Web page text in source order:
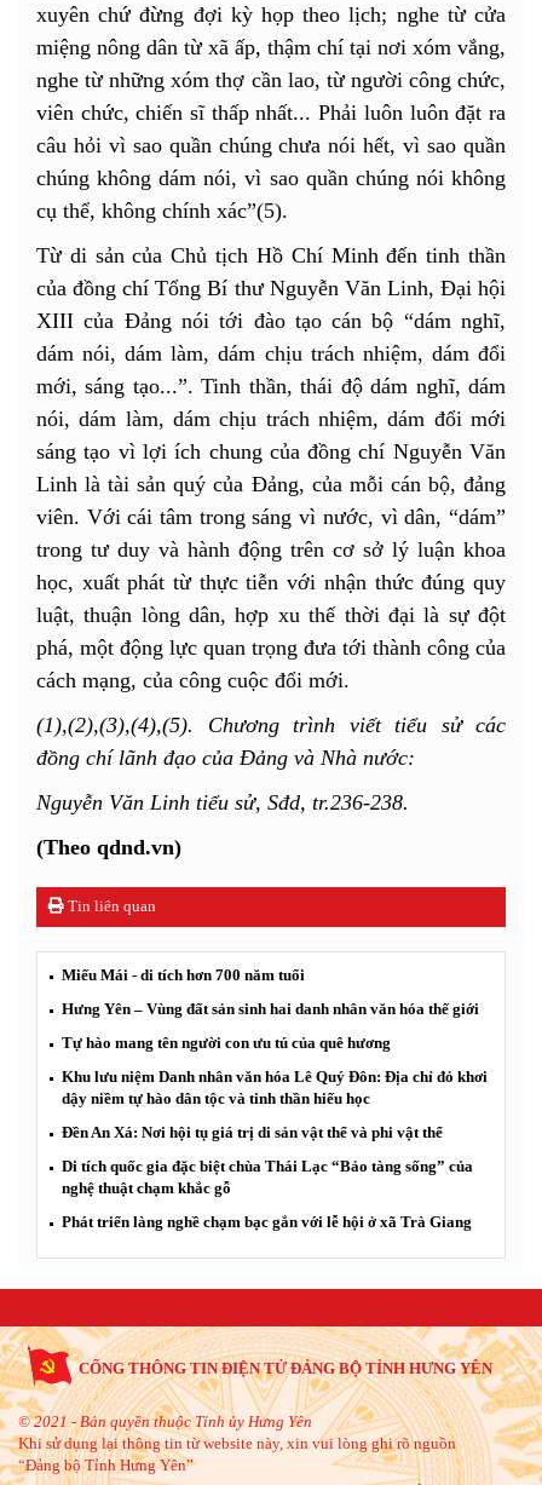
xuyên chứ đừng đợi kỳ họp theo lịch; nghe từ cửa
miệng nông dân từ xã ấp, thậm chí tại nơi xóm vắng,
nghe từ những xóm thợ cần lao, từ người công chức,
viên chức, chiến sĩ thấp nhất... Phải luôn luôn đặt ra
câu hỏi vì sao quần chúng chưa nói hết, vì sao quần
chúng không dám nói, vì sao quần chúng nói không
cụ thể, không chính xác”(5).
Từ di sản của Chủ tịch Hồ Chí Minh đến tinh thần
của đồng chí Tổng Bí thư Nguyễn Văn Linh, Đại hội
XIII của Đảng nói tới đào tạo cán bộ “dám nghĩ,
dám nói, dám làm, dám chịu trách nhiệm, dám đổi
mới, sáng tạo...”. Tinh thần, thái độ dám nghĩ, dám
nói, dám làm, dám chịu trách nhiệm, dám đổi mới
sáng tạo vì lợi ích chung của đồng chí Nguyễn Văn
Linh là tài sản quý của Đảng, của mỗi cán bộ, đảng
viên. Với cái tâm trong sáng vì nước, vì dân, “dám”
trong tư duy và hành động trên cơ sở lý luận khoa
học, xuất phát từ thực tiễn với nhận thức đúng quy
luật, thuận lòng dân, hợp xu thế thời đại là sự đột
phá, một động lực quan trọng đưa tới thành công của
cách mạng, của công cuộc đổi mới.
(1),(2),(3),(4),(5). Chương trình viết tiểu sử các
đồng chí lãnh đạo của Đảng và Nhà nước:
Nguyễn Văn Linh tiểu sử, Sđd, tr.236-238.
(Theo qdnd.vn)
Tin liên quan
Miếu Mái - di tích hơn 700 năm tuổi
Hưng Yên – Vùng đất sản sinh hai danh nhân văn hóa thế giới
Tự hào mang tên người con ưu tú của quê hương
Khu lưu niệm Danh nhân văn hóa Lê Quý Đôn: Địa chỉ đỏ khơi
dậy niềm tự hào dân tộc và tinh thần hiếu học
Đền An Xá: Nơi hội tụ giá trị di sản vật thể và phi vật thể
Di tích quốc gia đặc biệt chùa Thái Lạc “Bảo tàng sống” của
nghệ thuật chạm khắc gỗ
Phát triển làng nghề chạm bạc gắn với lễ hội ở xã Trà Giang
CỔNG THÔNG TIN ĐIỆN TỬ ĐẢNG BỘ TỈNH HƯNG YÊN
© 2021 - Bản quyền thuộc Tỉnh ủy Hưng Yên
Khi sử dụng lại thông tin từ website này, xin vui lòng ghi rõ nguồn
“Đảng bộ Tỉnh Hưng Yên”